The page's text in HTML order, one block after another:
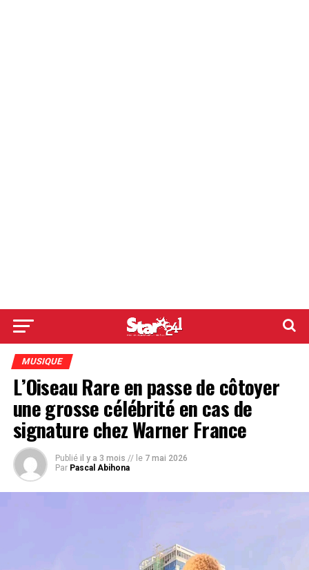
MUSIQUE
L’Oiseau Rare en passe de côtoyer
une grosse célébrité en cas de
signature chez Warner France
Publié il y a 3 mois // le 7 mai 2026
Par Pascal Abihona